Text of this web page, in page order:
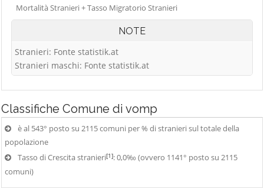
Mortalità Stranieri + Tasso Migratorio Stranieri
NOTE
Stranieri: Fonte statistik.at
Stranieri maschi: Fonte statistik.at
Classifiche Comune di vomp
è al 543° posto su 2115 comuni per % di stranieri sul totale della
popolazione
Tasso di Crescita stranieri[1]: 0,0‰ (ovvero 1141° posto su 2115
comuni)